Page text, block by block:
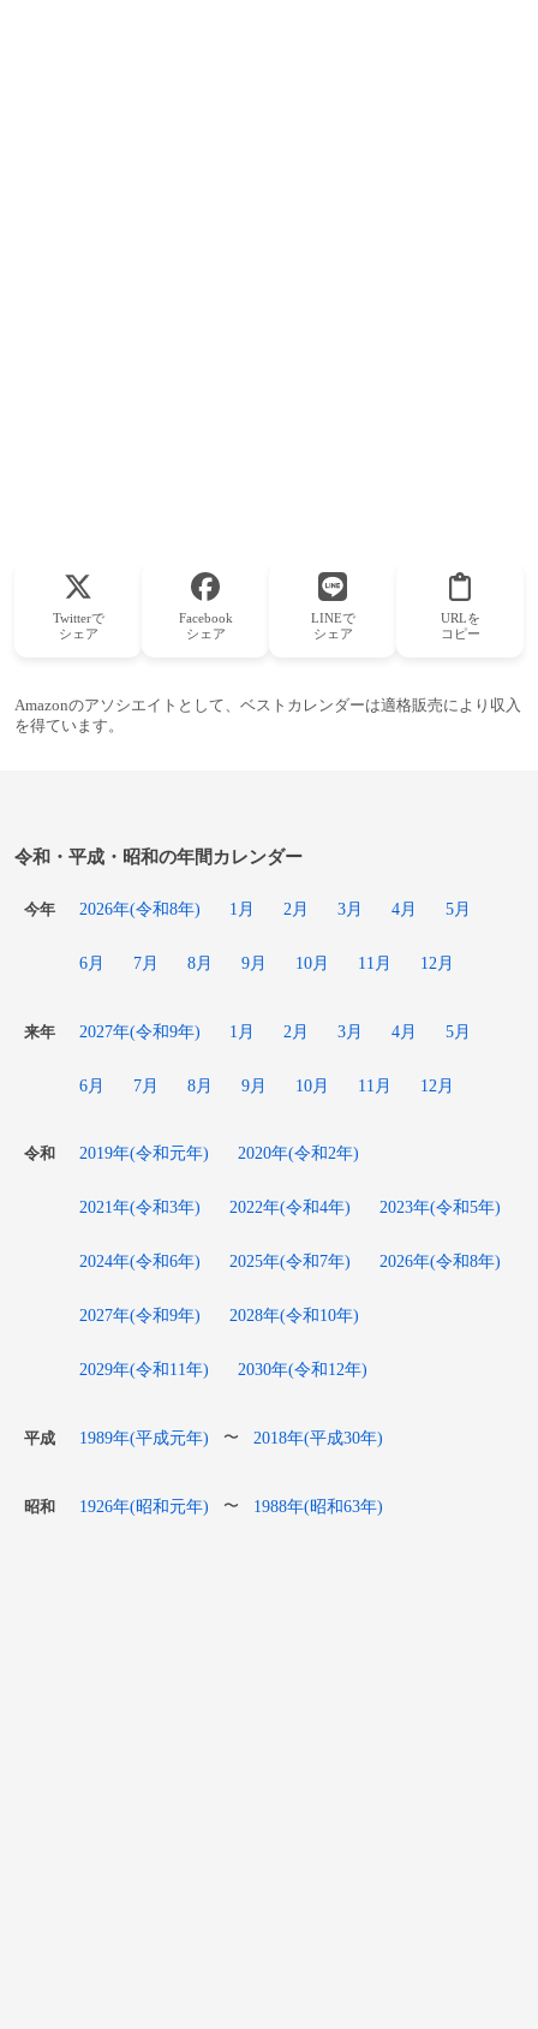
Twitterで
シェア
Facebook
シェア
LINEで
シェア
URLを
コピー
Amazonのアソシエイトとして、ベストカレンダーは適格販売により収入
を得ています。
令和・平成・昭和の年間カレンダー
今年 2026年(令和8年) 1月 2月 3月 4月 5月
6月 7月 8月 9月 10月 11月 12月
来年 2027年(令和9年) 1月 2月 3月 4月 5月
6月 7月 8月 9月 10月 11月 12月
令和 2019年(令和元年) 2020年(令和2年)
2021年(令和3年) 2022年(令和4年) 2023年(令和5年)
2024年(令和6年) 2025年(令和7年) 2026年(令和8年)
2027年(令和9年) 2028年(令和10年)
2029年(令和11年) 2030年(令和12年)
平成 1989年(平成元年) 〜 2018年(平成30年)
昭和 1926年(昭和元年) 〜 1988年(昭和63年)